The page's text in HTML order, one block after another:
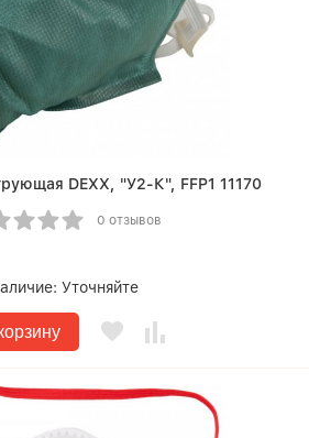
DEXX, "У2-К", FFP1 11170
0 отзывов
Уточняйте